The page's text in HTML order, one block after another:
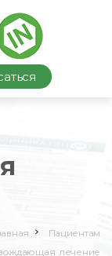
Пациентам
лечение